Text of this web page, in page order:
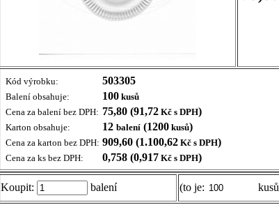
Kód výrobku: 503305
Balení obsahuje: 100kusů
Cena za balení bez DPH: 75,80 (91,72Kč s DPH)
Karton obsahuje: 12 balení(1200kusů)
Cena za karton bez DPH: 909,60 (1.100,62Kč s DPH)
Cena za ks bez DPH: 0,758 (0,917Kč s DPH)
Koupit: balení (to je: